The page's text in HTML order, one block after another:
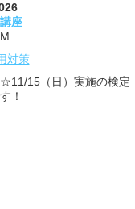
座
対策
15（日）実施の検定
！